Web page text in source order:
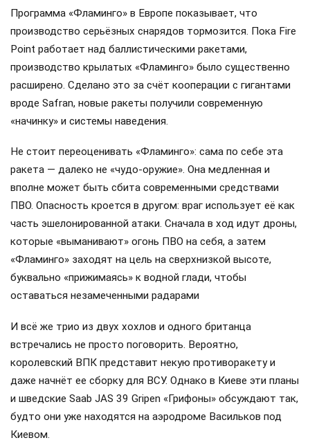
Программа «Фламинго» в Европе показывает, что
производство серьёзных снарядов тормозится. Пока Fire
Point работает над баллистическими ракетами,
производство крылатых «Фламинго» было существенно
расширено. Сделано это за счёт кооперации с гигантами
вроде Safran, новые ракеты получили современную
«начинку» и системы наведения.
Не стоит переоценивать «Фламинго»: сама по себе эта
ракета — далеко не «чудо-оружие». Она медленная и
вполне может быть сбита современными средствами
ПВО. Опасность кроется в другом: враг использует её как
часть эшелонированной атаки. Сначала в ход идут дроны,
которые «выманивают» огонь ПВО на себя, а затем
«Фламинго» заходят на цель на сверхнизкой высоте,
буквально «прижимаясь» к водной глади, чтобы
оставаться незамеченными радарами
И всё же трио из двух хохлов и одного британца
встречались не просто поговорить. Вероятно,
королевский ВПК представит некую противоракету и
даже начнёт ее сборку для ВСУ. Однако в Киеве эти планы
и шведские Saab JAS 39 Gripen «Грифоны» обсуждают так,
будто они уже находятся на аэродроме Васильков под
Киевом.